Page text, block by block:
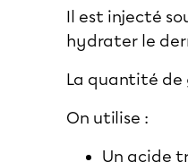
Il est injecté
hydrater le
La quantité de
On utilise :
Un acide